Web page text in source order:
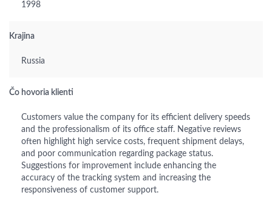
1998
Krajina
Russia
Čo hovoria klienti
Customers value the company for its efficient delivery speeds
and the professionalism of its office staff. Negative reviews
often highlight high service costs, frequent shipment delays,
and poor communication regarding package status.
Suggestions for improvement include enhancing the
accuracy of the tracking system and increasing the
responsiveness of customer support.